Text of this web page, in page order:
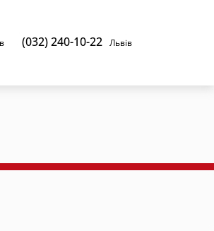
(032) 240-10-22 Львів